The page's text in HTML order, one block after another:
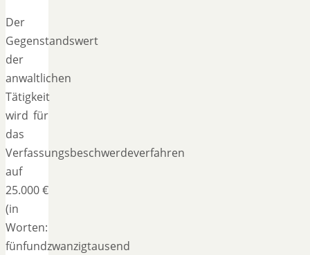
Der
Gegenstandswert
der
anwaltlichen
Tätigkeit
wird für
das
Verfassungsbeschwerdeverfahren
auf
25.000 €
(in
Worten:
fünfundzwanzigtausend